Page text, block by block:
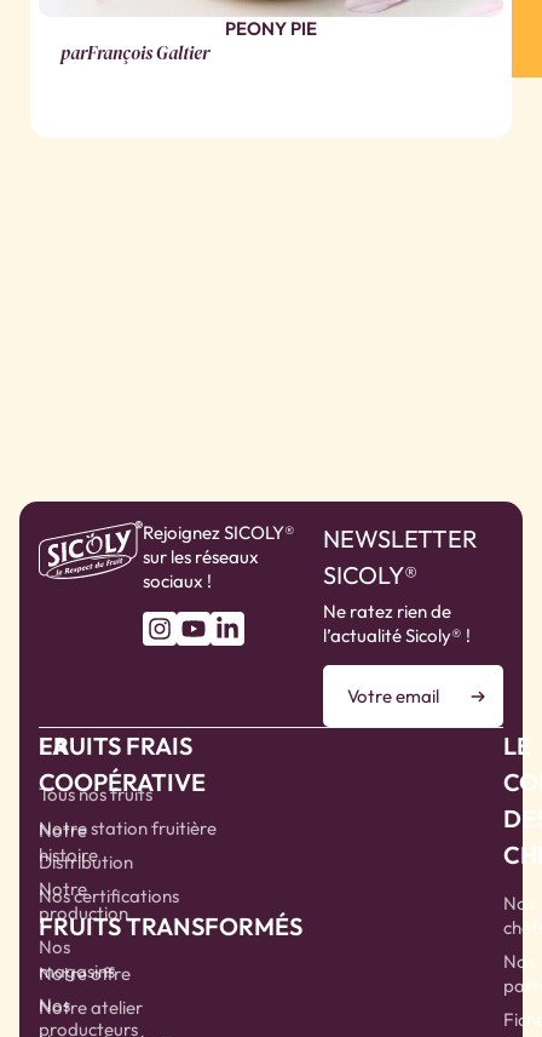
PEONY PIE
parFrançois Galtier
Rejoignez SICOLY®
sur les réseaux
sociaux !
NEWSLETTER
SICOLY®
Ne ratez rien de
l’actualité Sicoly® !
LA
COOPÉRATIVE
Notre
histoire
Notre
production
Nos
magasins
Nos
producteurs
FRUITS FRAIS
Tous nos fruits
Notre station fruitière
Distribution
Nos certifications
FRUITS TRANSFORMÉS
Notre offre
Notre atelier
LE
Nos
Nos